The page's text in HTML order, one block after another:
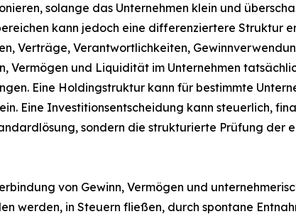
solange das Unternehmen klein und
kann jedoch eine differenziertere Struktur
Verträge, Verantwortlichkeiten,
Vermögen und Liquidität im Unternehmen
Eine Holdingstruktur kann für bestimmte
Eine Investitionsentscheidung kann steuerlich,
sondern die strukturierte Prüfung der
von Gewinn, Vermögen und
werden, in Steuern fließen, durch spontane